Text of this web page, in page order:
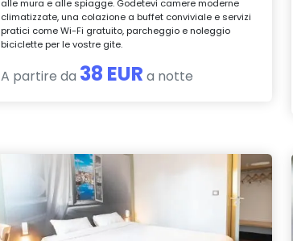
alle mura e alle spiagge. Godetevi camere moderne
climatizzate, una colazione a buffet conviviale e servizi
pratici come Wi-Fi gratuito, parcheggio e noleggio
biciclette per le vostre gite.
A partire da 38 EUR a notte